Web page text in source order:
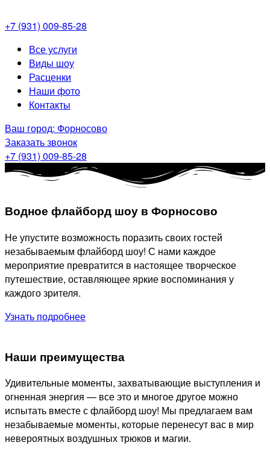
+7 (931) 009-85-28
МенюВсе услуги
Виды шоу
Расценки
Наши фото
Контакты
Ваш город: Форносово
Заказать звонок
+7 (931) 009-85-28
Водное флайборд шоу в Форносово
Не упустите возможность поразить своих гостей
незабываемым флайборд шоу! С нами каждое
мероприятие превратится в настоящее творческое
путешествие, оставляющее яркие воспоминания у
каждого зрителя.
Узнать подробнее
Наши преимущества
Удивительные моменты, захватывающие выступления и
огненная энергия — все это и многое другое можно
испытать вместе с флайборд шоу! Мы предлагаем вам
незабываемые моменты, которые перенесут вас в мир
невероятных воздушных трюков и магии.